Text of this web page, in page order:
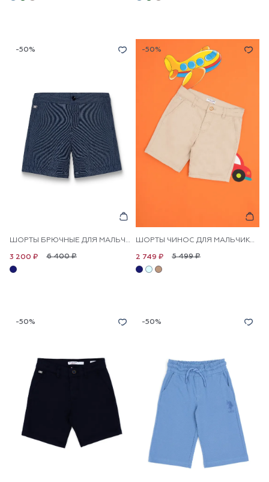
-50%
ШОРТЫ БРЮЧНЫЕ ДЛЯ МАЛЬЧИКОВ
6 400 ₽
3 200 ₽
-50%
ШОРТЫ ЧИНОС ДЛЯ МАЛЬЧИКОВ
5 499 ₽
2 749 ₽
-50% -50%